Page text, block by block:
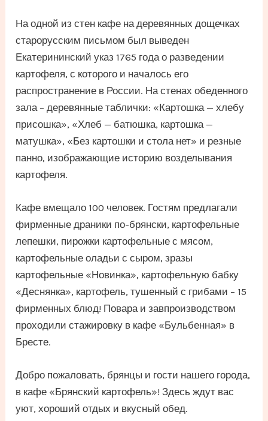
На одной из стен кафе на деревянных дощечках
старорусским письмом был выведен
Екатерининский указ 1765 года о разведении
картофеля, с которого и началось его
распространение в России. На стенах обеденного
зала – деревянные таблички: «Картошка — хлебу
присошка», «Хлеб — батюшка, картошка —
матушка», «Без картошки и стола нет» и резные
панно, изображающие историю возделывания
картофеля.
Кафе вмещало 100 человек. Гостям предлагали
фирменные драники по-брянски, картофельные
лепешки, пирожки картофельные с мясом,
картофельные оладьи с сыром, зразы
картофельные «Новинка», картофельную бабку
«Деснянка», картофель, тушенный с грибами – 15
фирменных блюд! Повара и завпроизводством
проходили стажировку в кафе «Бульбенная» в
Бресте.
Добро пожаловать, брянцы и гости нашего города,
в кафе «Брянский картофель»! Здесь ждут вас
уют, хороший отдых и вкусный обед.